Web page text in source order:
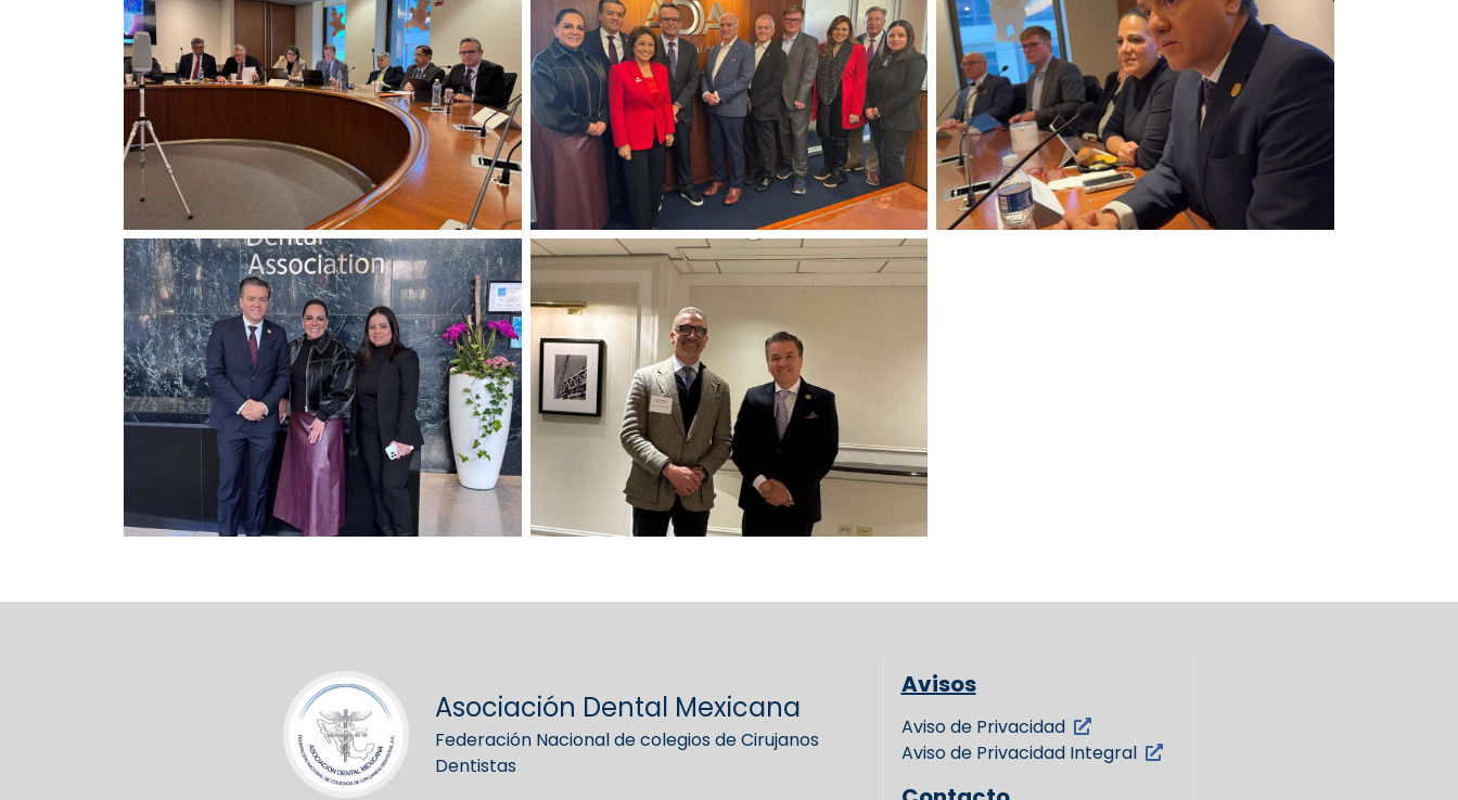
Asociación Dental Mexicana
Federación Nacional de colegios de Cirujanos
Dentistas
Avisos
Aviso de Privacidad
Aviso de Privacidad Integral